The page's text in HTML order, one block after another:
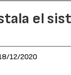
el
12/2020